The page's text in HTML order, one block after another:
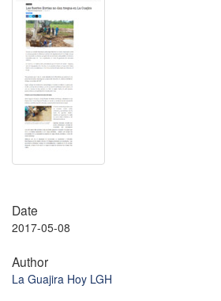
Date
2017-05-08
Author
La Guajira Hoy LGH